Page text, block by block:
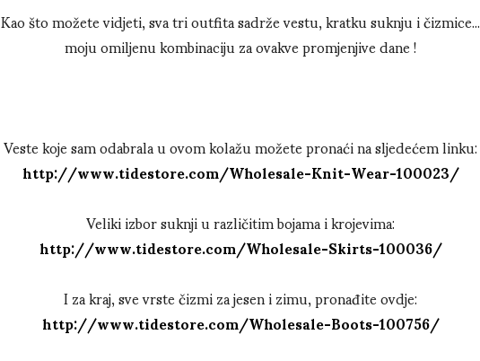
Kao što možete vidjeti, sva tri outfita sadrže vestu, kratku suknju i čizmice...
moju omiljenu kombinaciju za ovakve promjenjive dane !
Veste koje sam odabrala u ovom kolažu možete pronaći na sljedećem linku:
http://www.tidestore.com/Wholesale-Knit-Wear-100023/
Veliki izbor suknji u različitim bojama i krojevima:
http://www.tidestore.com/Wholesale-Skirts-100036/
I za kraj, sve vrste čizmi za jesen i zimu, pronađite ovdje:
http://www.tidestore.com/Wholesale-Boots-100756/